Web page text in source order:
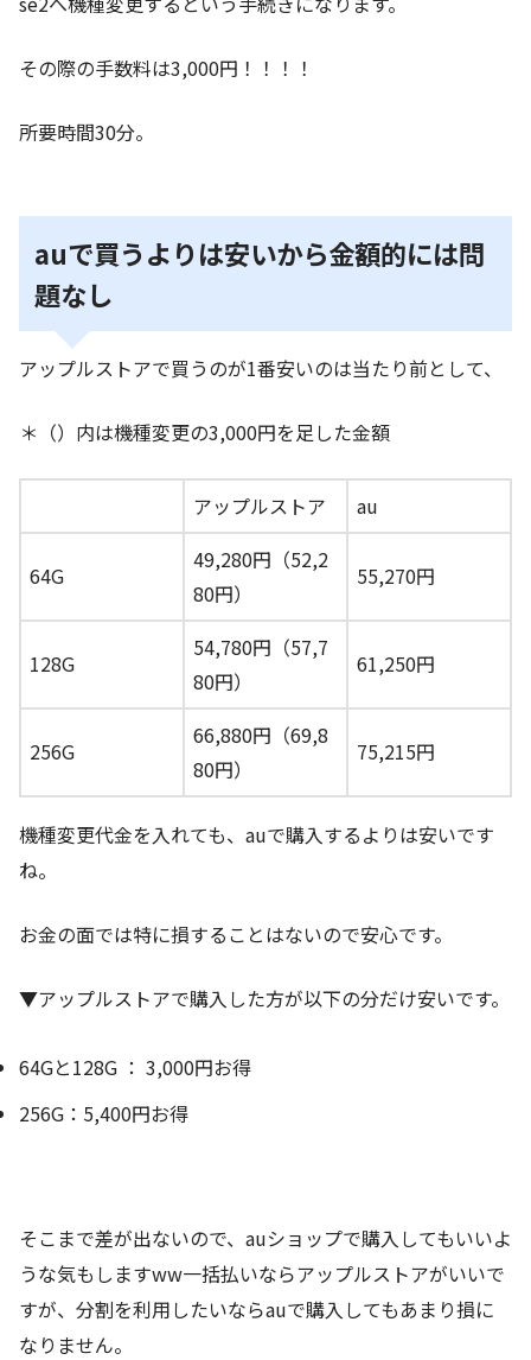
その際の手数料は3,000円！！！！
所要時間30分。
auで買うよりは安いから金額的には問
題なし
アップルストアで買うのが1番安いのは当たり前として、
＊（）内は機種変更の3,000円を足した金額
アップルストア au
64G
49,280円（52,2
80円）
55,270円
128G
54,780円（57,7
80円）
61,250円
256G
66,880円（69,8
80円）
75,215円
機種変更代金を入れても、auで購入するよりは安いです
ね。
お金の面では特に損することはないので安心です。
▼アップルストアで購入した方が以下の分だけ安いです。
64Gと128G ： 3,000円お得
256G：5,400円お得
そこまで差が出ないので、auショップで購入してもいいよ
うな気もしますww一括払いならアップルストアがいいで
すが、分割を利用したいならauで購入してもあまり損に
なりません。